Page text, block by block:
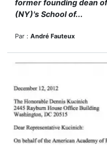
former founding dean
(NY)'s School of...
Par : André Fauteux